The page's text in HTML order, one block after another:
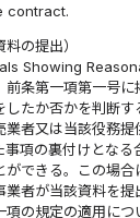
contract.
の提出）
Showing
前条第一項第一号
したか否かを判断す
業者又は当該役務
事項の裏付けとなる
ができる。この場合
業者が当該資料を
項の規定の適用に